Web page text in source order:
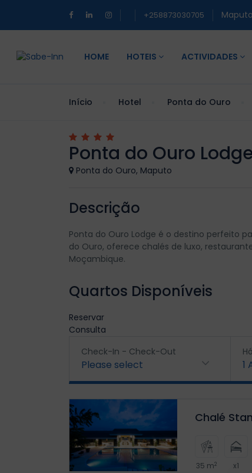
+258873030705
HOME HOTEIS ACTIVIDADES
Início Hotel Ponta do Ouro
Ponta do Ouro
Ponta do Ouro, Maputo
Descrição
Ponta do Ouro Lodge é o destino perfeito
do Ouro, oferece chalés de luxo,
Moçambique.
Quartos Disponíveis
Reservar
Consulta
Check-In - Check-Out
Please select 1
Chalé
35 m2 x1